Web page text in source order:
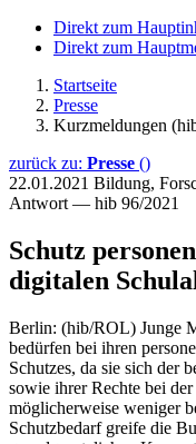
Direkt zum
Direkt zum
Startseite
Presse
Kurzmeldungen
zurück zu: Presse ()
22.01.2021 Bildung,
Antwort — hib 96/2021
Schutz
digitalen
Berlin: (hib/ROL) Junge
bedürfen bei ihren
Schutzes, da sie sich der
sowie ihrer Rechte bei
möglicherweise weniger
Schutzbedarf greife die